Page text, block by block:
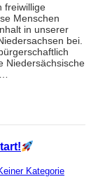
freiwillige
Menschen
in unserer
bei.
Niedersächsische
Kategorie